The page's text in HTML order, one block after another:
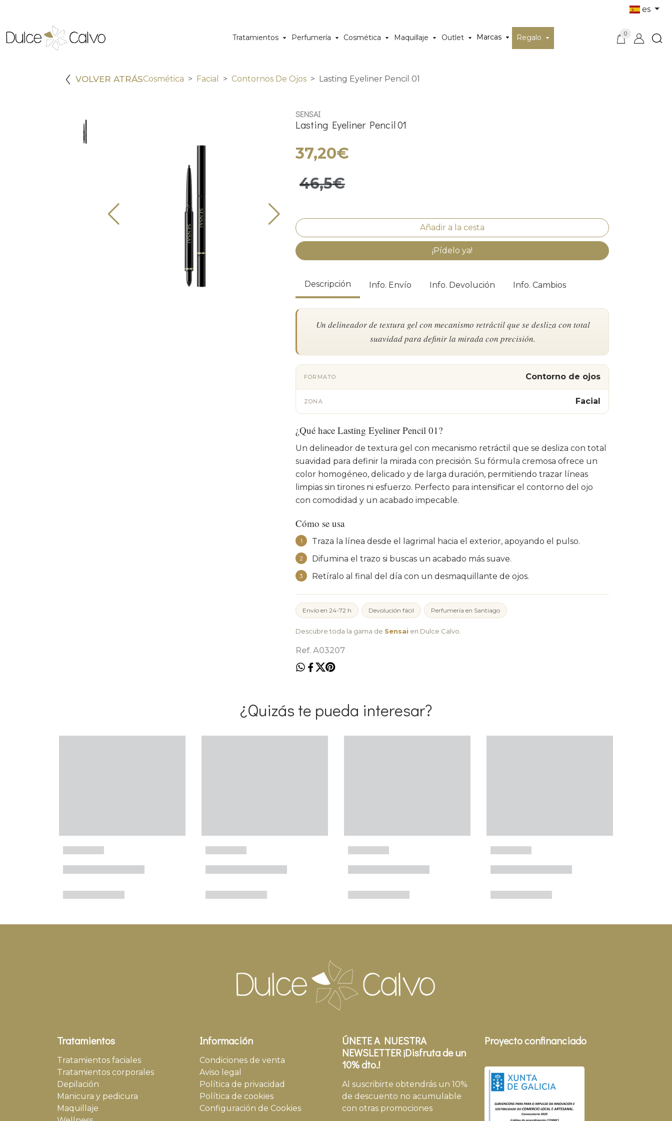
es
Tratamientos Perfumería Cosmética Maquillaje Outlet Marcas Regalo 0
VOLVER ATRÁSCosmética Facial Contornos De Ojos Lasting Eyeliner Pencil 01
SENSAI
Lasting Eyeliner Pencil 01
37,20€
46,5€
¡Pídelo ya!
Descripción Info. Envío Info. Devolución Info. Cambios
Un delineador de textura gel con mecanismo retráctil que se desliza con total
suavidad para definir la mirada con precisión.
FORMATO Contorno de ojos
ZONA Facial
¿Qué hace Lasting Eyeliner Pencil 01?
Un delineador de textura gel con mecanismo retráctil que se desliza con total
suavidad para definir la mirada con precisión. Su fórmula cremosa ofrece un
color homogéneo, delicado y de larga duración, permitiendo trazar líneas
limpias sin tirones ni esfuerzo. Perfecto para intensificar el contorno del ojo
con comodidad y un acabado impecable.
Cómo se usa
1 Traza la línea desde el lagrimal hacia el exterior, apoyando el pulso.
2 Difumina el trazo si buscas un acabado más suave.
3 Retíralo al final del día con un desmaquillante de ojos.
Envío en 24-72 h Devolución fácil Perfumería en Santiago
Descubre toda la gama de Sensai en Dulce Calvo.
Ref. A03207
¿Quizás te pueda interesar?
Tratamientos
Tratamientos faciales
Tratamientos corporales
Depilación
Manicura y pedicura
Maquillaje
Información
Condiciones de venta
Aviso legal
Política de privacidad
Política de cookies
Configuración de Cookies
ÚNETE A NUESTRA
NEWSLETTER ¡Disfruta de un
10% dto.!
Al suscribirte obtendrás un 10%
de descuento no acumulable
con otras promociones
Proyecto confinanciado